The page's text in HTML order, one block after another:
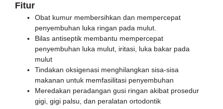
Fitur
Obat kumur membersihkan dan mempercepat
penyembuhan luka ringan pada mulut.
Bilas antiseptik membantu mempercepat
penyembuhan luka mulut, iritasi, luka bakar pada
mulut
Tindakan oksigenasi menghilangkan sisa-sisa
makanan untuk memfasilitasi penyembuhan
Meredakan peradangan gusi ringan akibat prosedur
gigi, gigi palsu, dan peralatan ortodontik